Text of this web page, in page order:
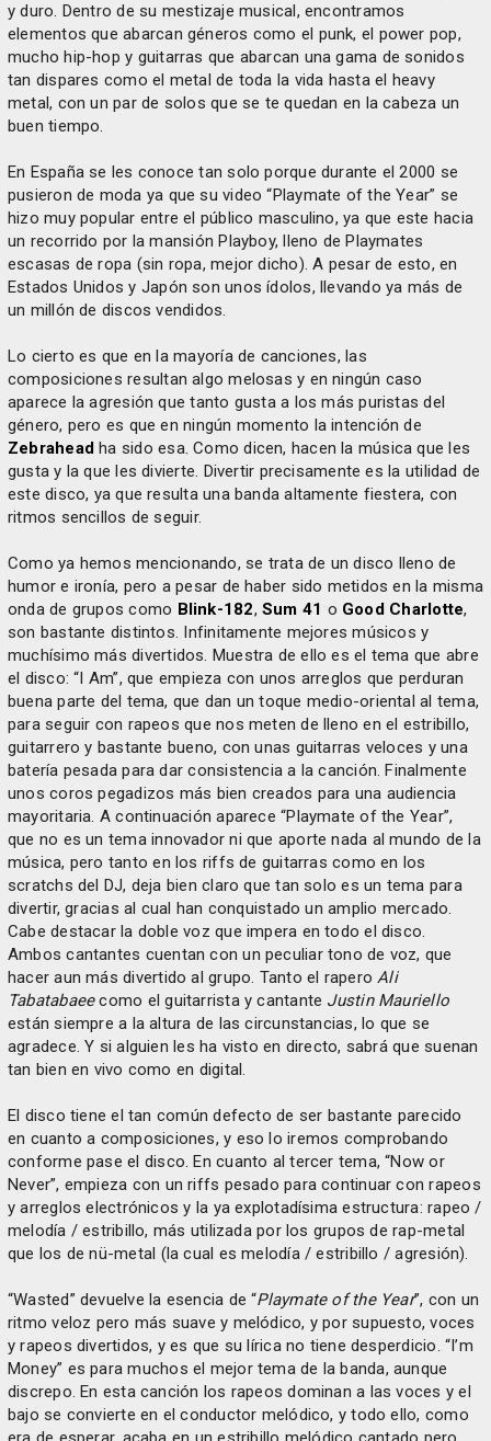
y duro. Dentro de su mestizaje musical, encontramos
elementos que abarcan géneros como el punk, el power pop,
mucho hip-hop y guitarras que abarcan una gama de sonidos
tan dispares como el metal de toda la vida hasta el heavy
metal, con un par de solos que se te quedan en la cabeza un
buen tiempo.
En España se les conoce tan solo porque durante el 2000 se
pusieron de moda ya que su video “Playmate of the Year” se
hizo muy popular entre el público masculino, ya que este hacia
un recorrido por la mansión Playboy, lleno de Playmates
escasas de ropa (sin ropa, mejor dicho). A pesar de esto, en
Estados Unidos y Japón son unos ídolos, llevando ya más de
un millón de discos vendidos.
Lo cierto es que en la mayoría de canciones, las
composiciones resultan algo melosas y en ningún caso
aparece la agresión que tanto gusta a los más puristas del
género, pero es que en ningún momento la intención de
Zebrahead ha sido esa. Como dicen, hacen la música que les
gusta y la que les divierte. Divertir precisamente es la utilidad de
este disco, ya que resulta una banda altamente fiestera, con
ritmos sencillos de seguir.
Como ya hemos mencionando, se trata de un disco lleno de
humor e ironía, pero a pesar de haber sido metidos en la misma
onda de grupos como Blink-182, Sum 41 o Good Charlotte,
son bastante distintos. Infinitamente mejores músicos y
muchísimo más divertidos. Muestra de ello es el tema que abre
el disco: “I Am”, que empieza con unos arreglos que perduran
buena parte del tema, que dan un toque medio-oriental al tema,
para seguir con rapeos que nos meten de lleno en el estribillo,
guitarrero y bastante bueno, con unas guitarras veloces y una
batería pesada para dar consistencia a la canción. Finalmente
unos coros pegadizos más bien creados para una audiencia
mayoritaria. A continuación aparece “Playmate of the Year”,
que no es un tema innovador ni que aporte nada al mundo de la
música, pero tanto en los riffs de guitarras como en los
scratchs del DJ, deja bien claro que tan solo es un tema para
divertir, gracias al cual han conquistado un amplio mercado.
Cabe destacar la doble voz que impera en todo el disco.
Ambos cantantes cuentan con un peculiar tono de voz, que
hacer aun más divertido al grupo. Tanto el raperoAli
Tabatabaeecomo el guitarrista y cantante Justin Mauriello
están siempre a la altura de las circunstancias, lo que se
agradece. Y si alguien les ha visto en directo, sabrá que suenan
tan bien en vivo como en digital.
El disco tiene el tan común defecto de ser bastante parecido
en cuanto a composiciones, y eso lo iremos comprobando
conforme pase el disco. En cuanto al tercer tema, “Now or
Never”, empieza con un riffs pesado para continuar con rapeos
y arreglos electrónicos y la ya explotadísima estructura: rapeo /
melodía / estribillo, más utilizada por los grupos de rap-metal
que los de nü-metal (la cual es melodía / estribillo / agresión).
“Wasted” devuelve la esencia de “Playmate of the Year”, con un
ritmo veloz pero más suave y melódico, y por supuesto, voces
y rapeos divertidos, y es que su lírica no tiene desperdicio. “I’m
Money” es para muchos el mejor tema de la banda, aunque
discrepo. En esta canción los rapeos dominan a las voces y el
bajo se convierte en el conductor melódico, y todo ello, como